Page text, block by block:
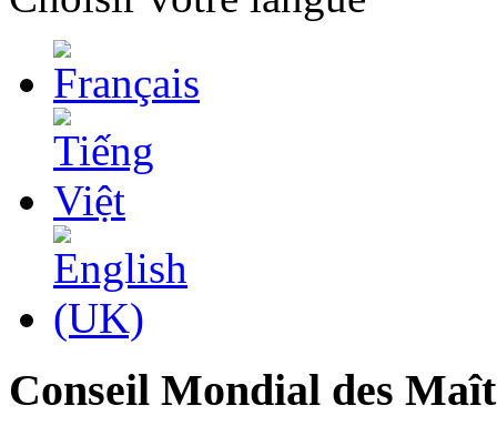
Conseil Mondial des